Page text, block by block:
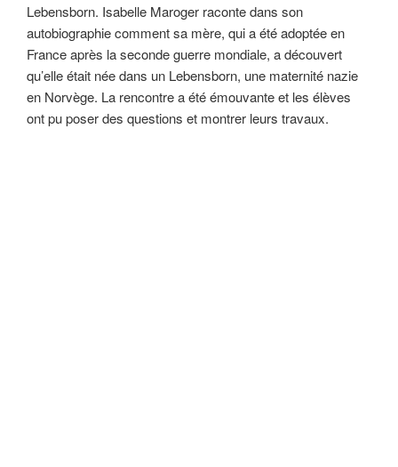
Lebensborn. Isabelle Maroger raconte dans son
autobiographie comment sa mère, qui a été adoptée en
France après la seconde guerre mondiale, a découvert
qu’elle était née dans un Lebensborn, une maternité nazie
en Norvège. La rencontre a été émouvante et les élèves
ont pu poser des questions et montrer leurs travaux.